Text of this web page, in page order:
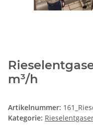
m³/h
Artikelnummer:
Kategorie: